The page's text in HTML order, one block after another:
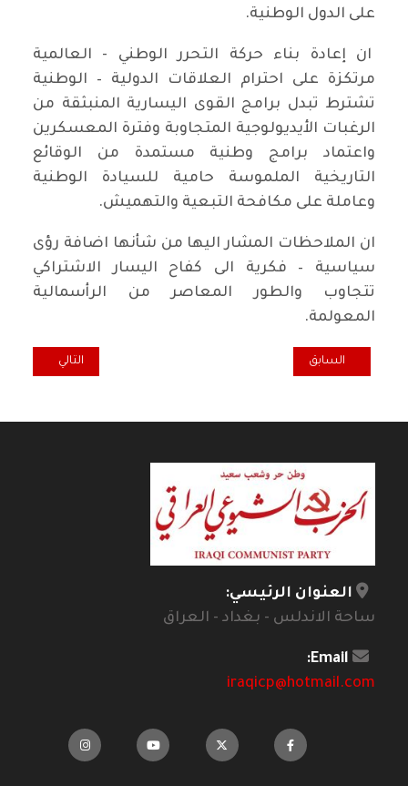
على الدول الوطنية.
ان إعادة بناء حركة التحرر الوطني - العالمية
مرتكزة على احترام العلاقات الدولية – الوطنية
تشترط تبدل برامج القوى اليسارية المنبثقة من
الرغبات الأيديولوجية المتجاوبة وفترة المعسكرين
واعتماد برامج وطنية مستمدة من الوقائع
التاريخية الملموسة حامية للسيادة الوطنية
وعاملة على مكافحة التبعية والتهميش.
ان الملاحظات المشار اليها من شأنها اضافة رؤى
سياسية – فكرية الى كفاح اليسار الاشتراكي
تتجاوب والطور المعاصر من الرأسمالية
المعولمة.
المقال السابق: موضوعات مختلفة
السابق المقال التالي:
التالي
العنوان الرئيسي:
ساحة الاندلس - بغداد - العراق
Email:
iraqicp@hotmail.com